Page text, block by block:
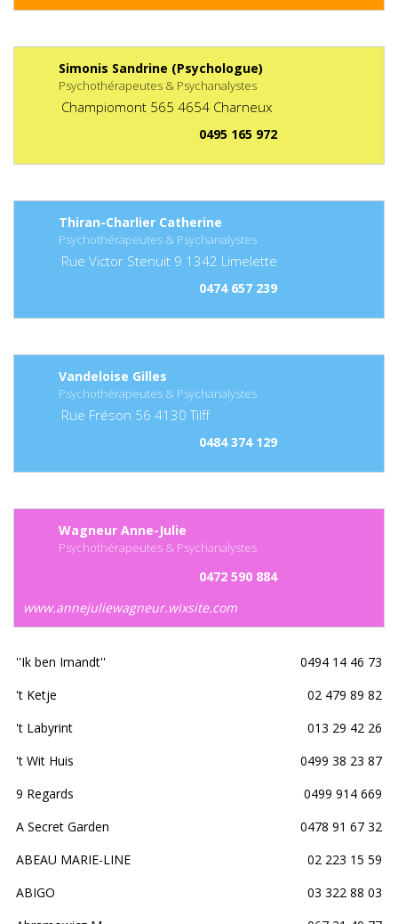
Simonis Sandrine (Psychologue)
Psychothérapeutes & Psychanalystes
Champiomont 565 4654 Charneux
0495 165 972
Thiran-Charlier Catherine
Psychothérapeutes & Psychanalystes
Rue Victor Stenuit 9 1342 Limelette
0474 657 239
Vandeloise Gilles
Psychothérapeutes & Psychanalystes
Rue Fréson 56 4130 Tilff
0484 374 129
Wagneur Anne-Julie
Psychothérapeutes & Psychanalystes
0472 590 884
www.annejuliewagneur.wixsite.com
''Ik ben Imandt''
0494 14 46 73
't Ketje
02 479 89 82
't Labyrint
013 29 42 26
't Wit Huis
0499 38 23 87
9 Regards
0499 914 669
A Secret Garden
0478 91 67 32
ABEAU MARIE-LINE
02 223 15 59
ABIGO
03 322 88 03